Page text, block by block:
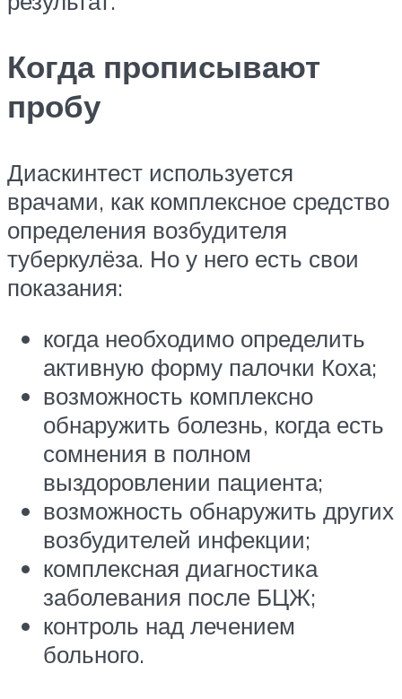
Когда прописывают
пробу
Диаскинтест используется
врачами, как комплексное средство
определения возбудителя
туберкулёза. Но у него есть свои
показания:
когда необходимо определить
активную форму палочки Коха;
возможность комплексно
обнаружить болезнь, когда есть
сомнения в полном
выздоровлении пациента;
возможность обнаружить других
возбудителей инфекции;
комплексная диагностика
заболевания после БЦЖ;
контроль над лечением
больного.